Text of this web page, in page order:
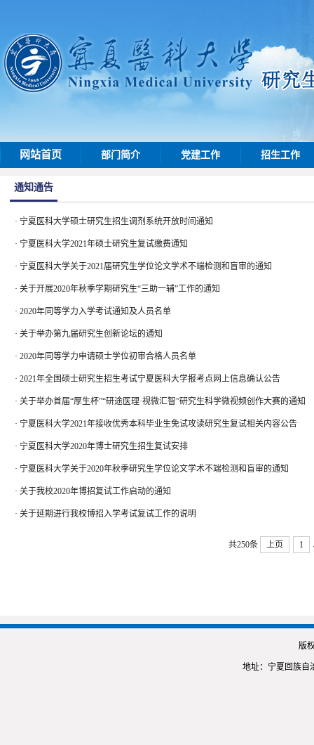
网站首页 部门简介 党建工作 招生工作
通知通告
· 宁夏医科大学硕士研究生招生调剂系统开放时间通知
· 宁夏医科大学2021年硕士研究生复试缴费通知
· 宁夏医科大学关于2021届研究生学位论文学术不端检测和盲审的通知
· 关于开展2020年秋季学期研究生“三助一辅”工作的通知
· 2020年同等学力入学考试通知及人员名单
· 关于举办第九届研究生创新论坛的通知
· 2020年同等学力申请硕士学位初审合格人员名单
· 2021年全国硕士研究生招生考试宁夏医科大学报考点网上信息确认公告
· 关于举办首届“厚生杯”“研途医理·视微汇智”研究生科学微视频创作大赛的通知
· 宁夏医科大学2021年接收优秀本科毕业生免试攻读研究生复试相关内容公告
· 宁夏医科大学2020年博士研究生招生复试安排
· 宁夏医科大学关于2020年秋季研究生学位论文学术不端检测和盲审的通知
· 关于我校2020年博招复试工作启动的通知
· 关于延期进行我校博招入学考试复试工作的说明
共250条 上页 1
版
地址：宁夏回族自